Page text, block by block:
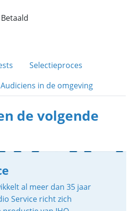
Selectieproces
Audiciens in de omgeving
de volgende
al meer dan 35 jaar
Service richt zich